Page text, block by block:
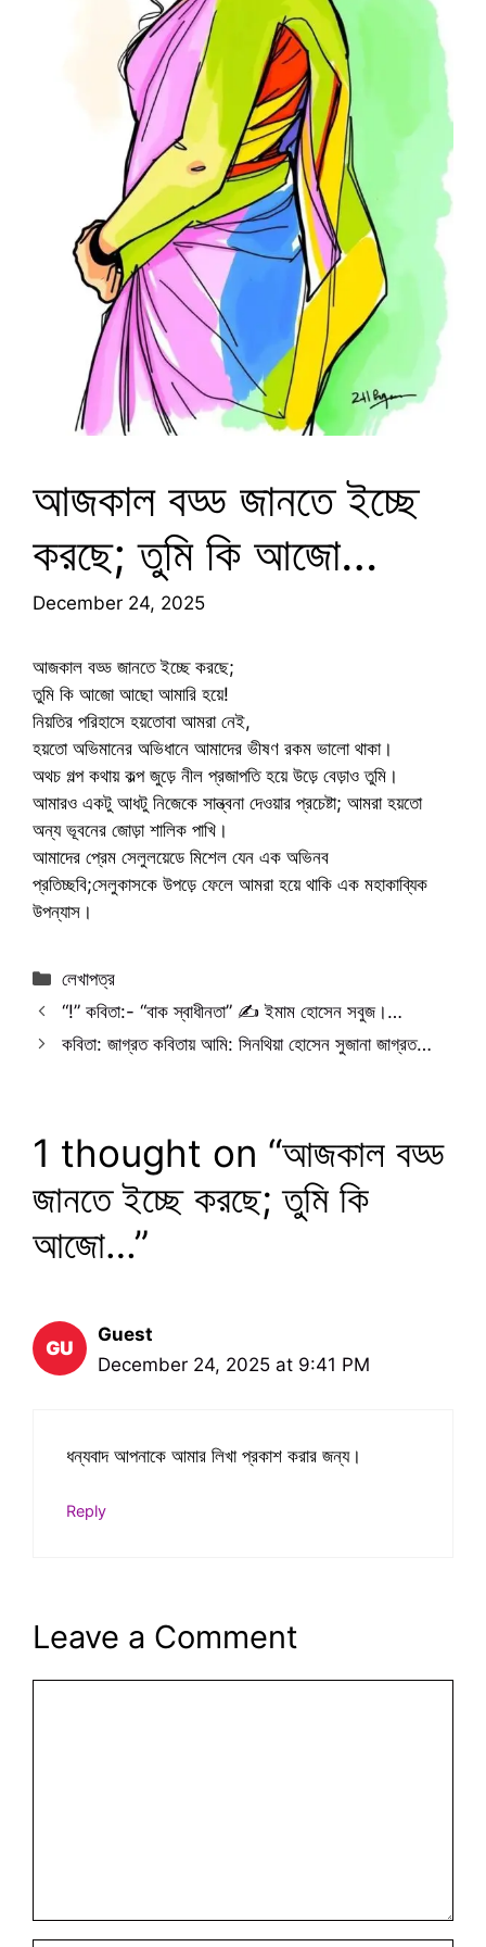
আজকাল বড্ড জানতে ইচ্ছে
করছে; তুমি কি আজো…
December 24, 2025
আজকাল বড্ড জানতে ইচ্ছে করছে;
তুমি কি আজো আছো আমারি হয়ে!
নিয়তির পরিহাসে হয়তোবা আমরা নেই,
হয়তো অভিমানের অভিধানে আমাদের ভীষণ রকম ভালো থাকা।
অথচ গল্প কথায় কল্প জুড়ে নীল প্রজাপতি হয়ে উড়ে বেড়াও তুমি।
আমারও একটু আধটু নিজেকে সান্ত্বনা দেওয়ার প্রচেষ্টা; আমরা হয়তো
অন্য ভূবনের জোড়া শালিক পাখি।
আমাদের প্রেম সেলুলয়েডে মিশেল যেন এক অভিনব
প্রতিচ্ছবি;সেলুকাসকে উপড়ে ফেলে আমরা হয়ে থাকি এক মহাকাব্যিক
উপন্যাস।
Categories
লেখাপত্র
“!” কবিতা:- “বাক স্বাধীনতা” ✍️ ইমাম হোসেন সবুজ।…
কবিতা: জাগ্রত কবিতায় আমি: সিনথিয়া হোসেন সুজানা জাগ্রত…
1 thought on “আজকাল বড্ড
জানতে ইচ্ছে করছে; তুমি কি
আজো…”
Guest
December 24, 2025 at 9:41 PM
ধন্যবাদ আপনাকে আমার লিখা প্রকাশ করার জন্য।
Reply
Leave a Comment